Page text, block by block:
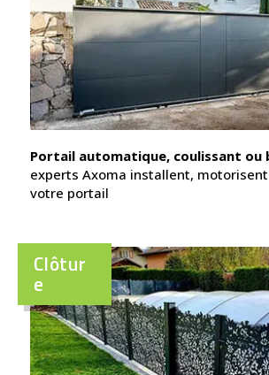
Portail automatique, coulissant
experts Axoma installent,
votre portail
Clôtur
e